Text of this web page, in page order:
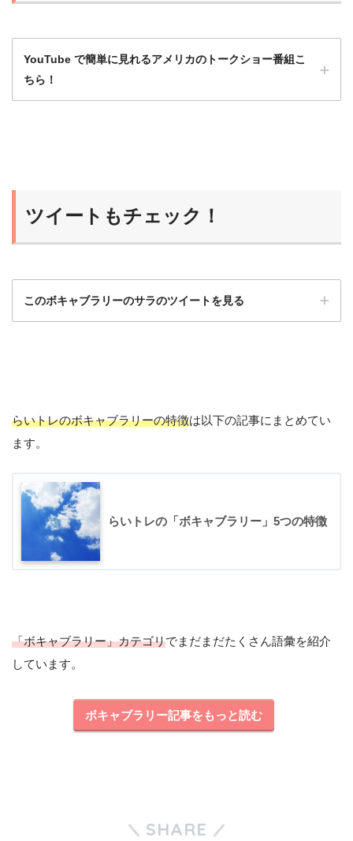
YouTube で簡単に見れるアメリカのトークショー番組こ
ちら！
ツイートもチェック！
このボキャブラリーのサラのツイートを見る
#salah語彙
June 27, 2020
らいトレのボキャブラリーの特徴は以下の記事にまとめてい
ます。
らいトレの「ボキャブラリー」5つの特徴
「ボキャブラリー」カテゴリでまだまだたくさん語彙を紹介
しています。
ボキャブラリー記事をもっと読む
SHARE